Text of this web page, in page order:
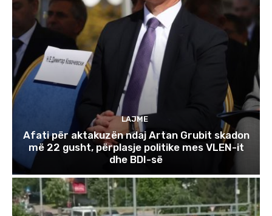
LAJME
Afati për aktakuzën ndaj Artan Grubit skadon
më 22 gusht, përplasje politike mes VLEN-it
dhe BDI-së